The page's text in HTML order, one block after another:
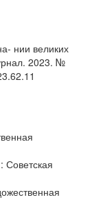
нии великих
2023. №
Советская